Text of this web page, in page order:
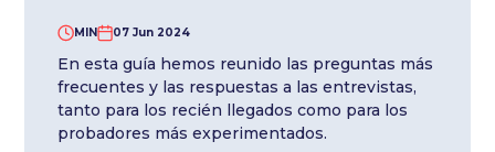
MIN 07 Jun 2024
En esta guía hemos reunido las preguntas más
frecuentes y las respuestas a las entrevistas,
tanto para los recién llegados como para los
probadores más experimentados.